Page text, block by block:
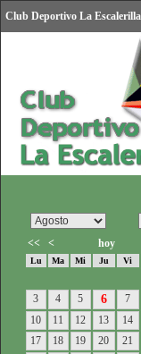
Club Deportivo La
<< < hoy
Lu Ma Mi Ju Vi
3
4 5 6 7
10
11 12 13 14
17
18 19 20 21